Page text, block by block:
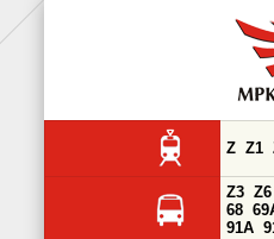
Z Z1
Z3 Z6
68
91A